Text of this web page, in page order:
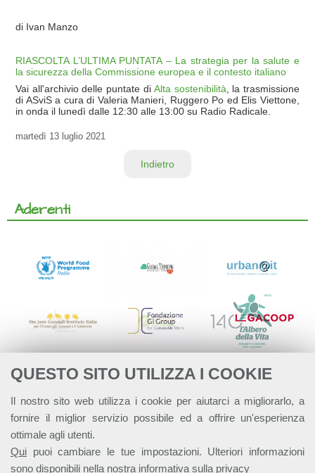
QUESTO SITO UTILIZZA I COOKIE
Il nostro sito web utilizza i cookie per aiutarci a migliorarlo, a
fornire il miglior servizio possibile ed a offrire un'esperienza
ottimale agli utenti.
Qui puoi cambiare le tue impostazioni. Ulteriori informazioni
sono disponibili nella nostra informativa sulla privacy
di Ivan Manzo
RIASCOLTA L’ULTIMA PUNTATA – La strategia per la salute e
la sicurezza della Commissione europea e il contesto italiano
Vai all'archivio delle puntate diAlta sostenibilità, la trasmissione
di ASviS a cura di Valeria Manieri, Ruggero Po ed Elis Viettone,
in onda il lunedì dalle 12:30 alle 13:00 su Radio Radicale.
martedì 13 luglio 2021
Indietro
Aderenti